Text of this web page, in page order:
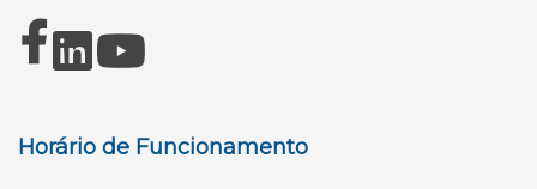
Horário de Funcionamento